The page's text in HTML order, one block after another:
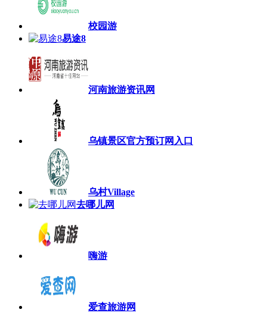
校园游
易途8
河南旅游资讯网
乌镇景区官方预订网入口
乌村Village
去哪儿网
嗨游
爱查旅游网